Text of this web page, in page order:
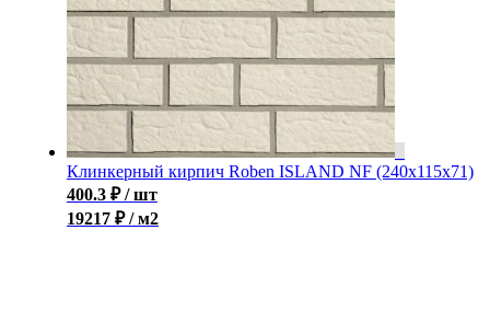
Клинкерный кирпич Roben ISLAND NF (240x115x71)
400.3 ₽ / шт
19217 ₽ / м2